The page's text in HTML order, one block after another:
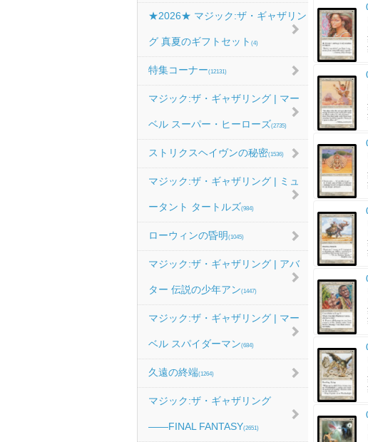
★2026★ マジック:ザ・ギャザリン
グ 真夏のギフトセット (4)
特集コーナー(12131)
マジック:ザ・ギャザリング | マー
ベル スーパー・ヒーローズ(2735)
ストリクスヘイヴンの秘密(1536)
マジック:ザ・ギャザリング | ミュ
ータント タートルズ(984)
ローウィンの昏明 (1045)
マジック:ザ・ギャザリング | アバ
ター 伝説の少年アン(1447)
マジック:ザ・ギャザリング | マー
ベル スパイダーマン(684)
久遠の終端(1264)
マジック:ザ・ギャザリング
――FINAL FANTASY(2651)